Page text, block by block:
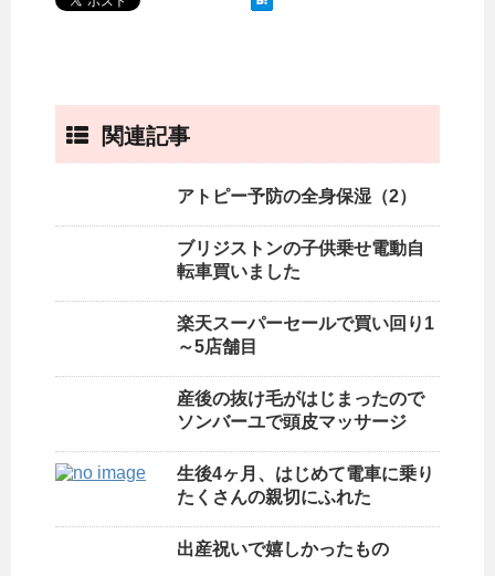
関連記事
アトピー予防の全身保湿（2）
ブリジストンの子供乗せ電動自
転車買いました
楽天スーパーセールで買い回り1
～5店舗目
産後の抜け毛がはじまったので
ソンバーユで頭皮マッサージ
生後4ヶ月、はじめて電車に乗り
たくさんの親切にふれた
出産祝いで嬉しかったもの